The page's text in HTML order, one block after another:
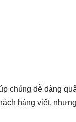
chúng dễ dàng
hàng viết,